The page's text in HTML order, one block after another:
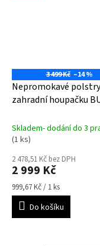
3 499 Kč –14 %
Nepromokavé
zahradní houpačku
Skladem- dodání do 3
(1 ks)
2 478,51 Kč bez DPH
2 999 Kč
Měrná
cena:
999,67 Kč / 1 ks
Do košíku